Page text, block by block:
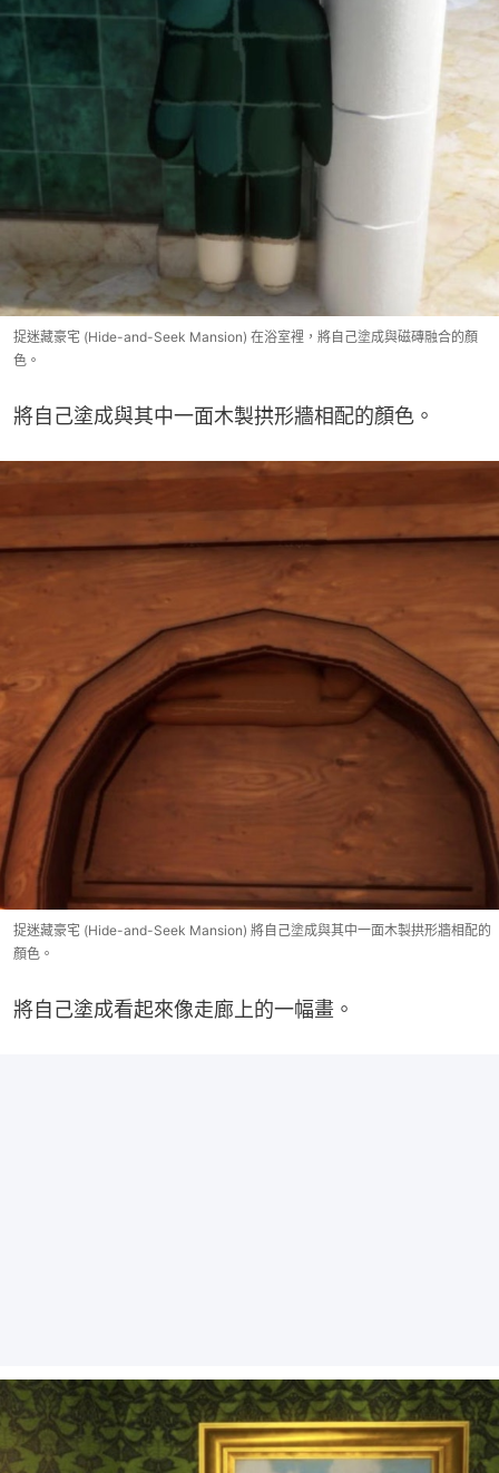
捉迷藏豪宅 (Hide-and-Seek Mansion) 在浴室裡，將自己塗成與磁磚融合的顏
色。
將自己塗成與其中一面木製拱形牆相配的顏色。
捉迷藏豪宅 (Hide-and-Seek Mansion) 將自己塗成與其中一面木製拱形牆相配的
顏色。
將自己塗成看起來像走廊上的一幅畫。